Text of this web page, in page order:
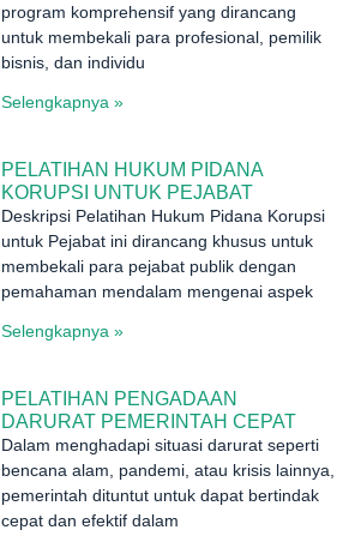
program komprehensif yang dirancang
untuk membekali para profesional, pemilik
bisnis, dan individu
Selengkapnya »
PELATIHAN HUKUM PIDANA
KORUPSI UNTUK PEJABAT
Deskripsi Pelatihan Hukum Pidana Korupsi
untuk Pejabat ini dirancang khusus untuk
membekali para pejabat publik dengan
pemahaman mendalam mengenai aspek
Selengkapnya »
PELATIHAN PENGADAAN
DARURAT PEMERINTAH CEPAT
Dalam menghadapi situasi darurat seperti
bencana alam, pandemi, atau krisis lainnya,
pemerintah dituntut untuk dapat bertindak
cepat dan efektif dalam